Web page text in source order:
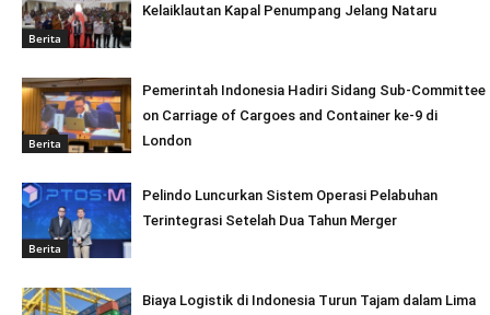
Berita
Kelaiklautan Kapal Penumpang Jelang Nataru
Berita
Pemerintah Indonesia Hadiri Sidang Sub-Committee
on Carriage of Cargoes and Container ke-9 di
London
Berita
Pelindo Luncurkan Sistem Operasi Pelabuhan
Terintegrasi Setelah Dua Tahun Merger
Biaya Logistik di Indonesia Turun Tajam dalam Lima